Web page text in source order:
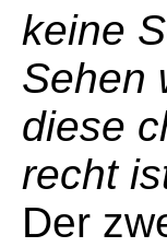
keine
Sehen
diese
recht
Der